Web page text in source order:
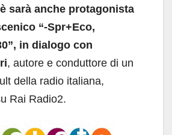
sarà anche protagonista
“-Spr+Eco,
in dialogo con
, autore e conduttore di un
della radio italiana,
Rai Radio2.